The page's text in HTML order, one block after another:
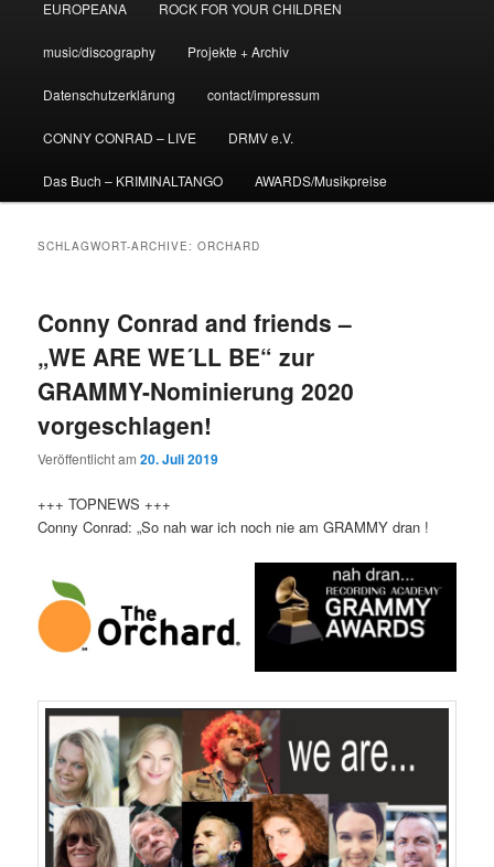
EUROPEANA ROCK FOR YOUR CHILDREN
music/discography Projekte + Archiv
Datenschutzerklärung contact/impressum
CONNY CONRAD – LIVE DRMV e.V.
Das Buch – KRIMINALTANGO AWARDS/Musikpreise
SCHLAGWORT-ARCHIVE:ORCHARD
Conny Conrad and friends –
„WE ARE WE´LL BE“ zur
GRAMMY-Nominierung 2020
vorgeschlagen!
Veröffentlicht am20. Juli 2019
+++ TOPNEWS +++
Conny Conrad: „So nah war ich noch nie am GRAMMY dran !